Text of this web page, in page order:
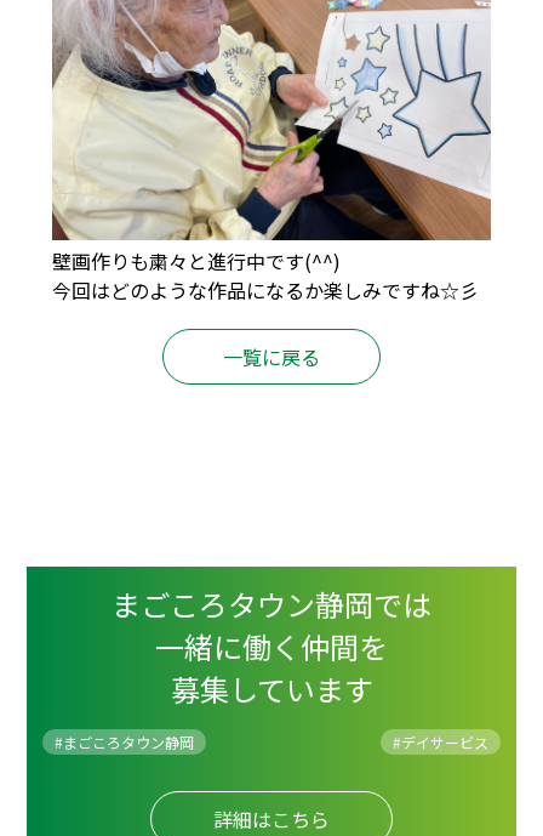
壁画作りも粛々と進行中です(^^)
今回はどのような作品になるか楽しみですね☆彡
一覧に戻る
まごころタウン静岡では
一緒に働く仲間を
募集しています
#まごころタウン静岡 #デイサービス
詳細はこちら